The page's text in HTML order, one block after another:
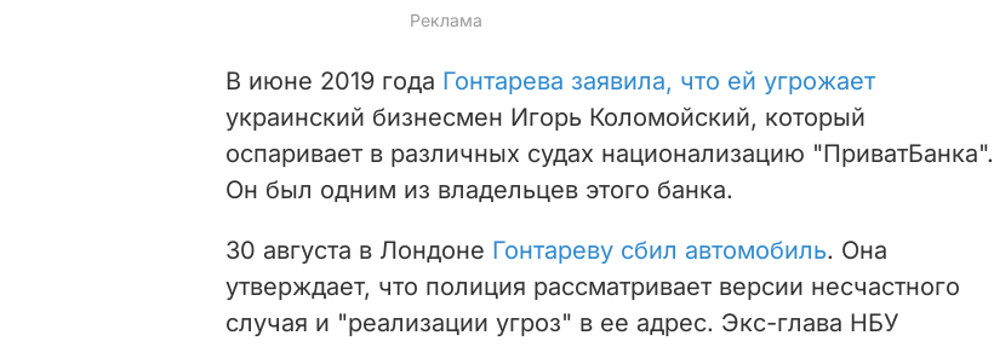
В июне 2019 года Гонтарева заявила, что ей угрожает
украинский бизнесмен Игорь Коломойский, который
оспаривает в различных судах национализацию "ПриватБанка".
Он был одним из владельцев этого банка.
30 августа в Лондоне Гонтареву сбил автомобиль. Она
утверждает, что полиция рассматривает версии несчастного
случая и "реализации угроз" в ее адрес. Экс-глава НБУ